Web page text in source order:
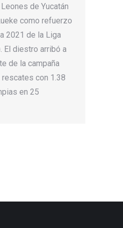
de Yucatán
como refuerzo
2021 de la Liga
El diestro arribó a
de la campaña
rescates con 1.38
en 25